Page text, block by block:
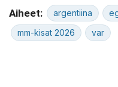
Aiheet: argentiina
mm-kisat 2026
var